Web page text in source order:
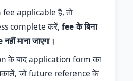
applicable है, तो
complete करें, fee के बिना
माना जाएगा।
के बाद application form का
जो future reference के